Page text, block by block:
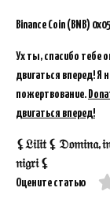
Binance Coin (BNB)
Ух ты, спасибо тебе
двигаться вперед! Я
пожертвование.
двигаться вперед!
⚸𝔏𝔦𝔩𝔦𝔱 ⚸ 𝔇𝔬𝔪𝔦𝔫𝔞,
𝔫𝔦𝔤𝔯𝔦 ⚸
Оцените статью